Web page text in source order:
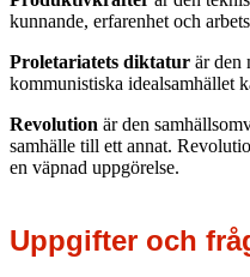
kunnande, erfarenhet och
Proletariatets diktatur är den
kommunistiska idealsamhället
Revolution är den
samhälle till ett annat.
en väpnad uppgörelse.
Uppgifter och